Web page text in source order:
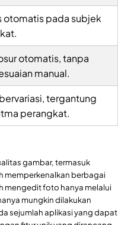
otomatis pada subjek
otomatis, tanpa
manual.
tergantung
perangkat.
gambar, termasuk
memperkenalkan berbagai
mengedit foto hanya melalui
mungkin dilakukan
sejumlah aplikasi yang dapat